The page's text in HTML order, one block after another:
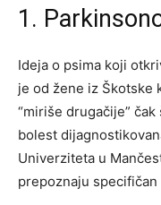
1.
Ideja o psima koji
je od žene iz Škotske
“miriše drugačije”
bolest
Univerziteta u
prepoznaju